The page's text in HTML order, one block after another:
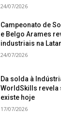
24/07/2026
Campeonato de
e Belgo Arames
industriais na
24/07/2026
Da solda à
WorldSkills revela
existe hoje
17/07/2026